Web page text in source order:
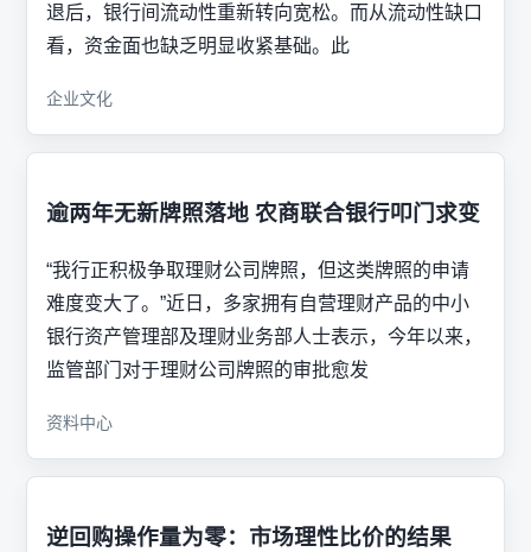
退后，银行间流动性重新转向宽松。而从流动性缺口
看，资金面也缺乏明显收紧基础。此
企业文化
逾两年无新牌照落地 农商联合银行叩门求变
“我行正积极争取理财公司牌照，但这类牌照的申请
难度变大了。”近日，多家拥有自营理财产品的中小
银行资产管理部及理财业务部人士表示，今年以来，
监管部门对于理财公司牌照的审批愈发
资料中心
逆回购操作量为零：市场理性比价的结果